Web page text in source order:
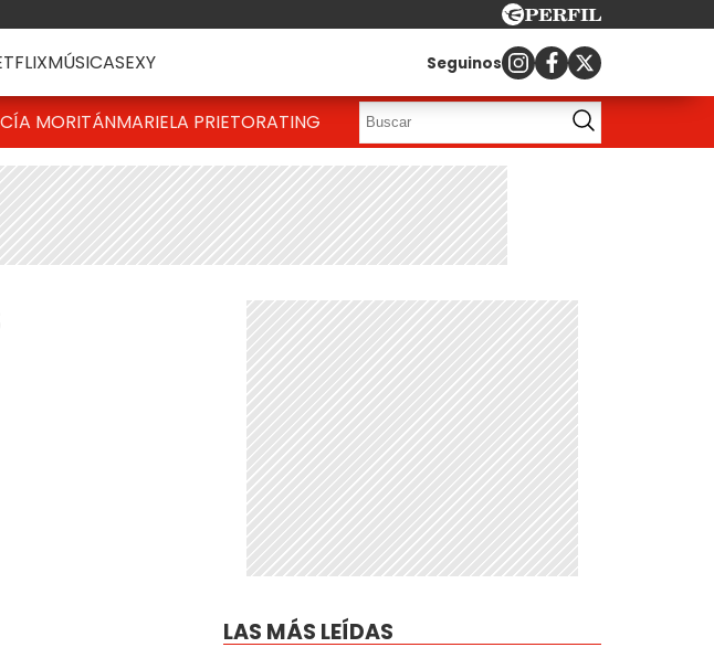
MÚSICASEXY Seguinos
MORITÁNMARIELA PRIETORATING
LAS MÁS LEÍDAS